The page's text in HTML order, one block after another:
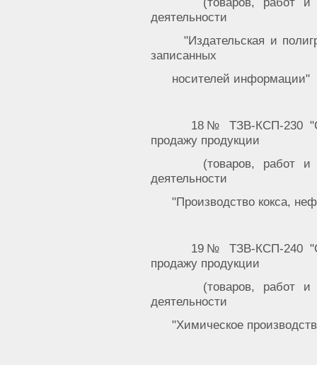
деятельности
"Издательская и
записанных
носителей информации"
18№ ТЗВ-КСП-230
продажу продукции
(товаров, работ
деятельности
"Производство кокса,
19№ ТЗВ-КСП-240
продажу продукции
(товаров, работ
деятельности
"Химическое